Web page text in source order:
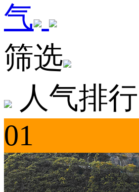
气
筛选
人气排行
01